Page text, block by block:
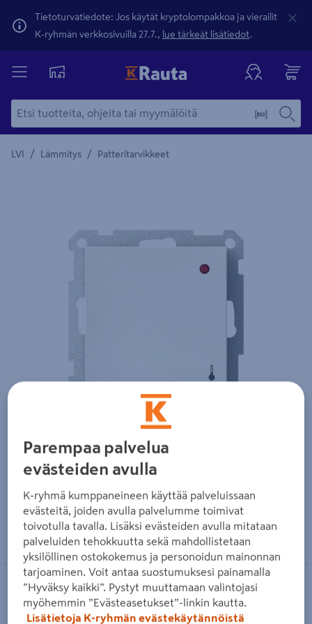
Tietoturvatiedote: Jos käytät kryptolompakkoa ja vierailit
K-ryhmän verkkosivuilla 27.7., lue tärkeät lisätiedot.
LVI / Lämmitys / Patteritarvikkeet
Yksityiskohtainen kuvaus löytyy Tuotteen kuvaus -
Zoomaa kuvaa sormilla kosketusnäytöllä
Lattiatermostaatti Schneider Electric
SCHNEIDER ELECTRIC
Parempaa palvelua
evästeiden avulla
K-ryhmä kumppaneineen käyttää palveluissaan
evästeitä, joiden avulla palvelumme toimivat
toivotulla tavalla. Lisäksi evästeiden avulla mitataan
palveluiden tehokkuutta sekä mahdollistetaan
yksilöllinen ostokokemus ja personoidun mainonnan
tarjoaminen. Voit antaa suostumuksesi painamalla
”Hyväksy kaikki”. Pystyt muuttamaan valintojasi
myöhemmin ”Evästeasetukset”-linkin kautta.
Lisätietoja K-ryhmän evästekäytännöistä